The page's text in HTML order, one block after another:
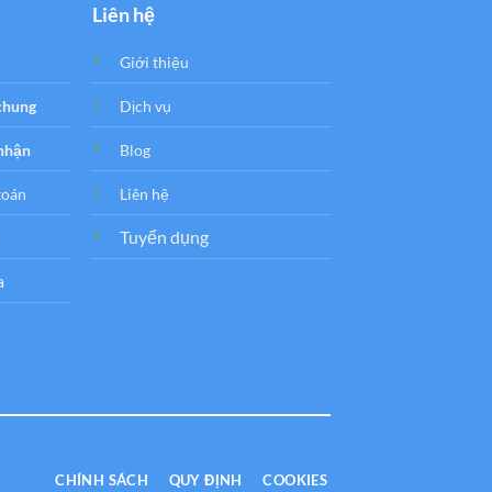
Liên hệ
Giới thiệu
Dịch vụ
Blog
Liên hệ
Tuyển dụng
CHÍNH SÁCH QUY ĐỊNH COOKIES